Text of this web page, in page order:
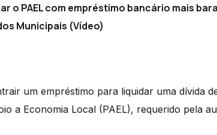
o PAEL com empréstimo bancário mais
Municipais (Vídeo)
um empréstimo para liquidar uma dívida
a Economia Local (PAEL), requerido pela